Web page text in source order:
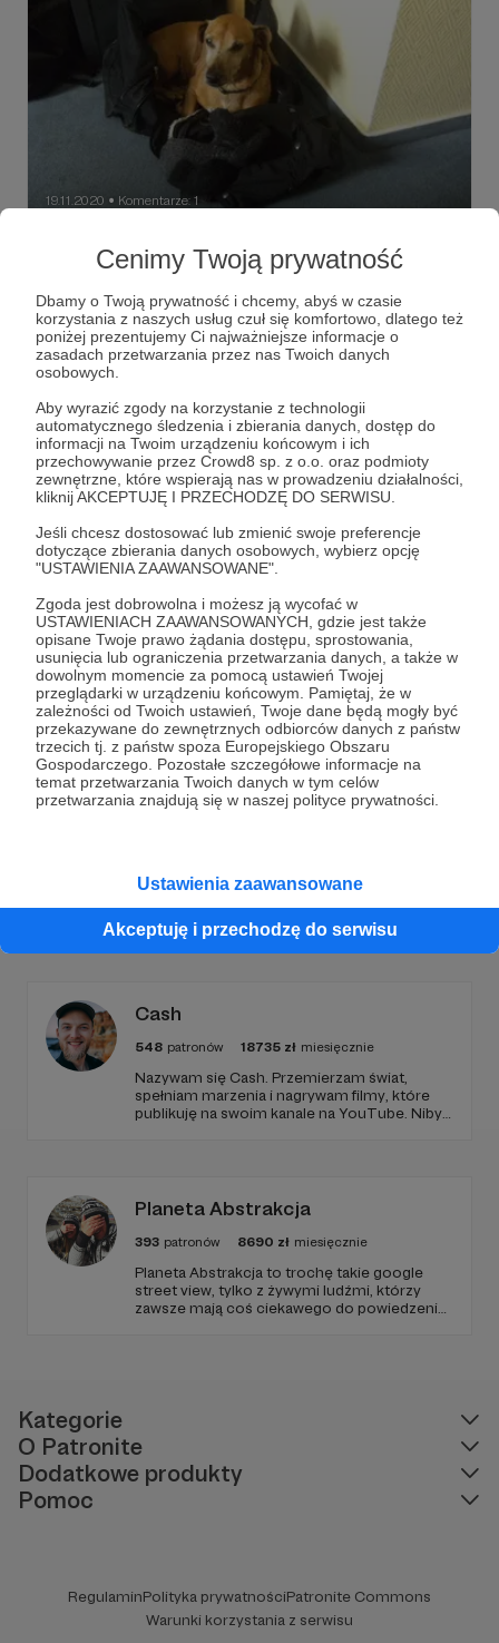
Cenimy Twoją prywatność
Dbamy o Twoją prywatność i chcemy, abyś w czasie
korzystania z naszych usług czuł się komfortowo, dlatego też
poniżej prezentujemy Ci najważniejsze informacje o
zasadach przetwarzania przez nas Twoich danych
osobowych.
Aby wyrazić zgody na korzystanie z technologii
automatycznego śledzenia i zbierania danych, dostęp do
informacji na Twoim urządzeniu końcowym i ich
przechowywanie przez Crowd8 sp. z o.o. oraz podmioty
zewnętrzne, które wspierają nas w prowadzeniu działalności,
kliknij AKCEPTUJĘ I PRZECHODZĘ DO SERWISU.
Jeśli chcesz dostosować lub zmienić swoje preferencje
dotyczące zbierania danych osobowych, wybierz opcję
"USTAWIENIA ZAAWANSOWANE".
Zgoda jest dobrowolna i możesz ją wycofać w
USTAWIENIACH ZAAWANSOWANYCH, gdzie jest także
opisane Twoje prawo żądania dostępu, sprostowania,
usunięcia lub ograniczenia przetwarzania danych, a także w
dowolnym momencie za pomocą ustawień Twojej
przeglądarki w urządzeniu końcowym. Pamiętaj, że w
zależności od Twoich ustawień, Twoje dane będą mogły być
przekazywane do zewnętrznych odbiorców danych z państw
trzecich tj. z państw spoza Europejskiego Obszaru
Gospodarczego. Pozostałe szczegółowe informacje na
temat przetwarzania Twoich danych w tym celów
przetwarzania znajdują się w naszej polityce prywatności.
Ustawienia zaawansowane
Akceptuję i przechodzę do serwisu
19.11.2020 ● Komentarze: 1
Trippstadt. Koblenz, Strasburg
przez Koblenz i Trippstadt.Skończyliśmy pierwsza część,
na moim bezgranicznym głodzie i ślamazarnej obsłudze.
Podano wreszcie coś z tego, co mi tak pachniało. No nie
powiem, postarali się. Rumsztyk z pieczarkami, frytki też
niezłe. Zrobiło się gwarno i wesoło, a mnie tylko chciało
się spać. Mamcia przedawkowała "antydepresanty" o dwie
lampki i postanowiła opuścić towarzystwo. Bez oporu
poszedłem za nią. Weszliśmy do pokoju. Od razu
odnalazłem moje miejsce do spania, Mamcia też. W łóżku
wzięła swój podróżniczy notes i próbowała coś napisać,
ale okazało się to nad wyraz trudne. Przeliterowała kilka
słów chwiejnym pismem, po czym zrezygnowała z tej
czynności. Na drugi dzień miała trudności z odczytaniem
tego co napisała. A mówiłem: " Matka, nie pisz! W tej chwili,
to za trudne dla ciebie." Teraz widziała, że miałem rację.
Jej za zwyczaj ładne i okrąglutkie literki, lekko pochylone,
wyglądały jakby wypadły z jakieś prasy, a kierunek
nachylenia przypominał nawałnicę halnego. Już nie pisze
po "antydepresantach". Konsekwencje radosnego
wieczoru, miały na Mamcię wpływ, jeszcze kilka godzin w
dniu następnym. Tatko nigdy się nie skarży, bo musiałby
przyznać się do błędu, a tego nigdy nie zrobi. Ostatecznie
wymyślili spacer dla odświeżenia "słowiańskich
oddechów", pasta do zębów niewiele pomogła. Musieli
odparować.
#pies podróż jedzenie +3
Dołącz do grona Patronów!
Wesprzyj działalność AutoraZ pamiętnika psa
podróżnikajuż teraz!
Zostań Patronem
Promowani autorzy
Cash
548 patronów 18735 zł miesięcznie
Nazywam się Cash. Przemierzam świat,
spełniam marzenia i nagrywam filmy, które
publikuję na swoim kanale na YouTube. Niby
Planeta Abstrakcja
393 patronów 8690 zł miesięcznie
Planeta Abstrakcja to trochę takie google
street view, tylko z żywymi ludźmi, którzy
zawsze mają coś ciekawego do powiedzenia
Kategorie
O Patronite
Dodatkowe produkty
Pomoc
RegulaminPolityka prywatnościPatronite Commons
Warunki korzystania z serwisu